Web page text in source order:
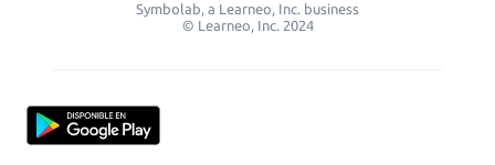
Symbolab, a Learneo, Inc. business
© Learneo, Inc. 2024